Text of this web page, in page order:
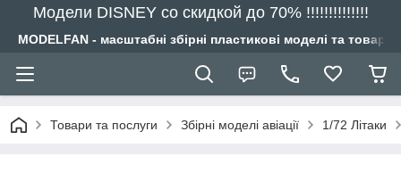
Модели DISNEY со скидкой до 70% !!!!!!!!!!!!!!
MODELFAN - масштабні збірні пластикові моделі та
Товари та послуги Збірні моделі авіації 1/72 Літаки